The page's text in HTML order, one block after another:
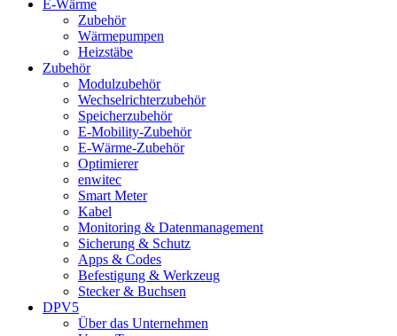
E-Wärme
Zubehör
Wärmepumpen
Heizstäbe
Zubehör
Modulzubehör
Wechselrichterzubehör
Speicherzubehör
E-Mobility-Zubehör
E-Wärme-Zubehör
Optimierer
enwitec
Smart Meter
Kabel
Monitoring & Datenmanagement
Sicherung & Schutz
Apps & Codes
Befestigung & Werkzeug
Stecker & Buchsen
DPV5
Über das Unternehmen